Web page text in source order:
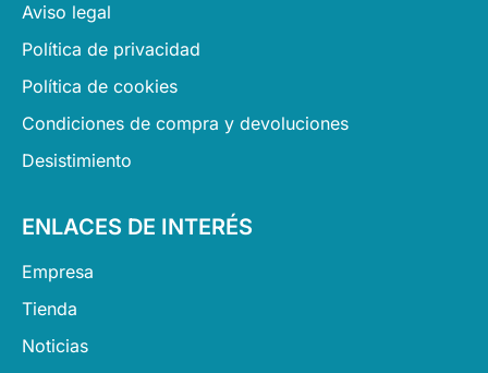
i
n
r
a
m
Aviso legal
Política de privacidad
Política de cookies
Condiciones de compra y devoluciones
Desistimiento
ENLACES DE INTERÉS
Empresa
Tienda
Noticias